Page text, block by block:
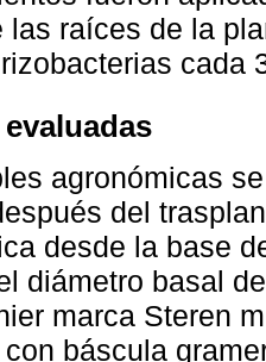
las raíces de la
cada
agronómicas
del
desde la base
diámetro basal
marca Steren
báscula